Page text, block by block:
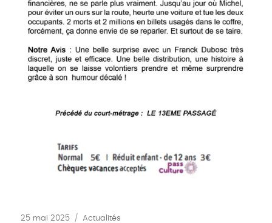
Publié
25 mai 2025 Catégories
Actualités